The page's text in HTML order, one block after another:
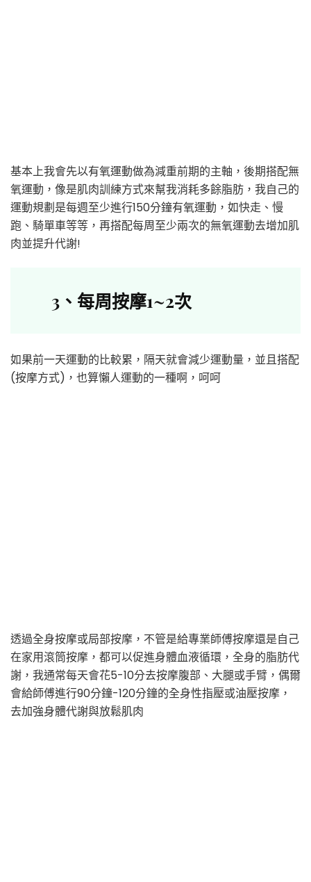
基本上我會先以有氧運動做為減重前期的主軸，後期搭配無
氧運動，像是肌肉訓練方式來幫我消耗多餘脂肪，我自己的
運動規劃是每週至少進行150分鐘有氧運動，如快走、慢
跑、騎單車等等，再搭配每周至少兩次的無氧運動去增加肌
肉並提升代謝!
3 、每周按摩1~2次
如果前一天運動的比較累，隔天就會減少運動量，並且搭配
(按摩方式)，也算懶人運動的一種啊，呵呵
透過全身按摩或局部按摩，不管是給專業師傅按摩還是自己
在家用滾筒按摩，都可以促進身體血液循環，全身的脂肪代
謝，我通常每天會花5-10分去按摩腹部、大腿或手臂，偶爾
會給師傅進行90分鐘-120分鐘的全身性指壓或油壓按摩，
去加強身體代謝與放鬆肌肉